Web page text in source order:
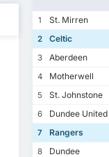
1 St. Mirren
2
Celtic
3
Aberdeen
4
Motherwell
5
St. Johnstone
6
Dundee United
7
Rangers
8
Dundee